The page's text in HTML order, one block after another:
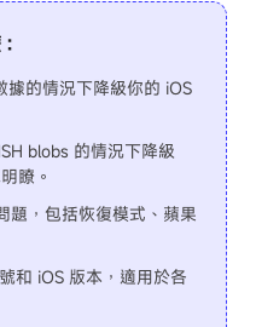
的情況下降級你的 iOS
blobs 的情況下降級
瞭。
題，包括恢復模式、蘋果
和 iOS 版本，適用於各